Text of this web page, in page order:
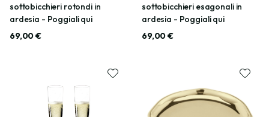
sottobicchieri rotondi in
ardesia - Poggiali qui
69,00 €
sottobicchieri esagonali in
ardesia - Poggiali qui
69,00 €